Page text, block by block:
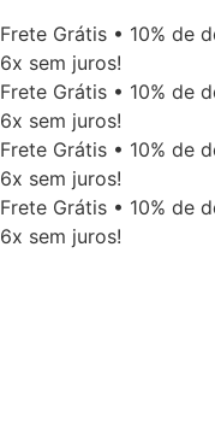
Frete Grátis • 10% de
6x sem juros!
Frete Grátis • 10% de
6x sem juros!
Frete Grátis • 10% de
6x sem juros!
Frete Grátis • 10% de
6x sem juros!